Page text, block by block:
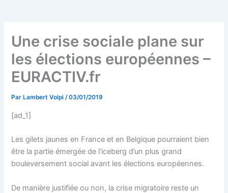
Une crise sociale plane sur
les élections européennes –
EURACTIV.fr
Par Lambert Volpi/03/01/2019
[ad_1]
Les gilets jaunes en France et en Belgique pourraient bien
être la partie émergée de l’iceberg d’un plus grand
bouleversement social avant les élections européennes.
De manière justifiée ou non, la crise migratoire reste un